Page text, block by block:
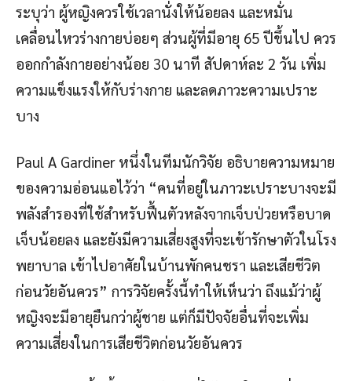
ระบุว่า ผู้หญิงควรใช้เวลานั่งให้น้อยลง และหมั่น
เคลื่อนไหวร่างกายบ่อยๆ ส่วนผู้ที่มีอายุ 65 ปีขึ้นไป ควร
ออกกำลังกายอย่างน้อย 30 นาที สัปดาห์ละ 2 วัน เพิ่ม
ความแข็งแรงให้กับร่างกาย และลดภาวะความเปราะ
บาง
Paul A Gardiner หนึ่งในทีมนักวิจัย อธิบายความหมาย
ของความอ่อนแอไว้ว่า “คนที่อยู่ในภาวะเปราะบางจะมี
พลังสำรองที่ใช้สำหรับฟื้นตัวหลังจากเจ็บป่วยหรือบาด
เจ็บน้อยลง และยังมีความเสี่ยงสูงที่จะเข้ารักษาตัวในโรง
พยาบาล เข้าไปอาศัยในบ้านพักคนชรา และเสียชีวิต
ก่อนวัยอันควร” การวิจัยครั้งนี้ทำให้เห็นว่า ถึงแม้ว่าผู้
หญิงจะมีอายุยืนกว่าผู้ชาย แต่ก็มีปัจจัยอื่นที่จะเพิ่ม
ความเสี่ยงในการเสียชีวิตก่อนวัยอันควร